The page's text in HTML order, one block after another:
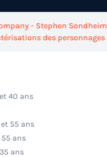
- Stephen Sondheim
des personnages
40 ans
55 ans
55 ans
ans